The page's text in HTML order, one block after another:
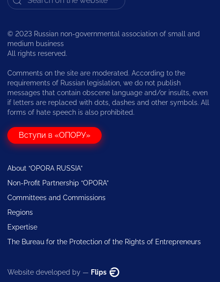
© 2023 Russian non-governmental association of small and
medium business
All rights reserved.
Comments on the site are moderated. According to the
requirements of Russian legislation, we do not publish
messages that contain obscene language and/or insults, even
if letters are replaced with dots, dashes and other symbols. All
forms of hate speech is also prohibited.
Вступи в «ОПОРУ»
About “OPORA RUSSIA”
Non-Profit Partnership “OPORA”
Committees and Commissions
Regions
Expertise
The Bureau for the Protection of the Rights of Entrepreneurs
Website developed by — Flips